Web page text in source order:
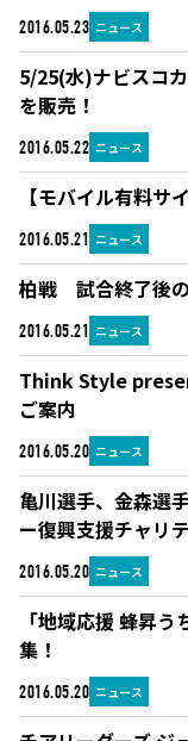
2016.05.23 ニュース
2016.05.22 ニュース
5/25(水)ナビスコ
を販売！
2016.05.21 ニュース
【モバイル有料サ
2016.05.21 ニュース
柏戦 試合終了後
2016.05.20 ニュース
Think Style
ご案内
2016.05.20 ニュース
亀川選手、金森選
ー復興支援チャリ
2016.05.20 ニュース
「地域応援 蜂昇
集！